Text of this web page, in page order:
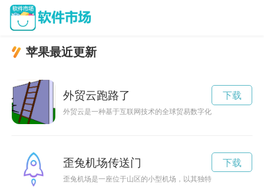
苹果最近更新
外贸云跑路了
外贸云是一种基于互联网技术的全球贸易数字化服务平台，正
下载
歪兔机场传送门
歪兔机场是一座位于山区的小型机场，以其独特的设计和风格
下载